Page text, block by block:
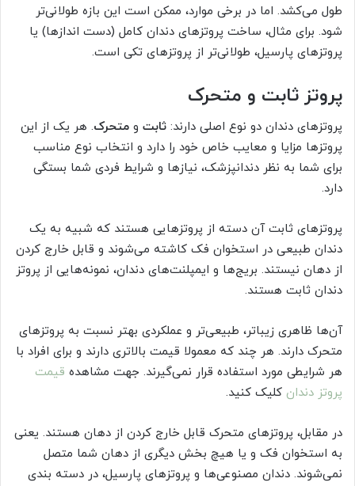
طول می‌کشد. اما در برخی موارد، ممکن است این بازه طولانی‌تر
شود. برای مثال، ساخت پروتزهای دندان کامل (دست اندازها) یا
پروتزهای پارسیل، طولانی‌تر از پروتزهای تکی است.
پروتز ثابت و متحرک
پروتزهای دندان دو نوع اصلی دارند: ثابت و متحرک. هر یک از این
پروتزها مزایا و معایب خاص خود را دارد و انتخاب نوع مناسب
برای شما به نظر دندانپزشک، نیازها و شرایط فردی شما بستگی
دارد.
پروتزهای ثابت آن دسته از پروتزهایی هستند که شبیه به یک
دندان طبیعی در استخوان فک کاشته می‌شوند و قابل خارج کردن
از دهان نیستند. بریج‌ها و ایمپلنت‌های دندان، نمونه‌هایی از پروتز
دندان ثابت هستند.
آن‌ها ظاهری زیباتر، طبیعی‌تر و عملکردی بهتر نسبت به پروتزهای
متحرک دارند. هر چند که معمولا قیمت بالاتری دارند و برای افراد با
هر شرایطی مورد استفاده قرار نمی‌گیرند. جهت مشاهده قیمت
پروتز دندان کلیک کنید.
در مقابل، پروتزهای متحرک قابل خارج کردن از دهان هستند. یعنی
به استخوان فک و یا هیچ بخش دیگری از دهان شما متصل
نمی‌شوند. دندان مصنوعی‌ها و پروتزهای پارسیل، در دسته بندی